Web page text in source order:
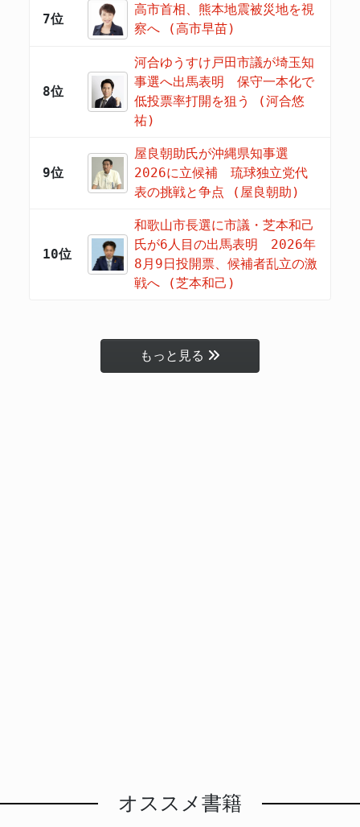
7位
高市首相、熊本地震被災地を視
察へ (高市早苗)
8位
河合ゆうすけ戸田市議が埼玉知
事選へ出馬表明 保守一本化で
低投票率打開を狙う (河合悠
祐)
9位
屋良朝助氏が沖縄県知事選
2026に立候補 琉球独立党代
表の挑戦と争点 (屋良朝助)
10位
和歌山市長選に市議・芝本和己
氏が6人目の出馬表明 2026年
8月9日投開票、候補者乱立の激
戦へ (芝本和己)
もっと見る
オススメ書籍